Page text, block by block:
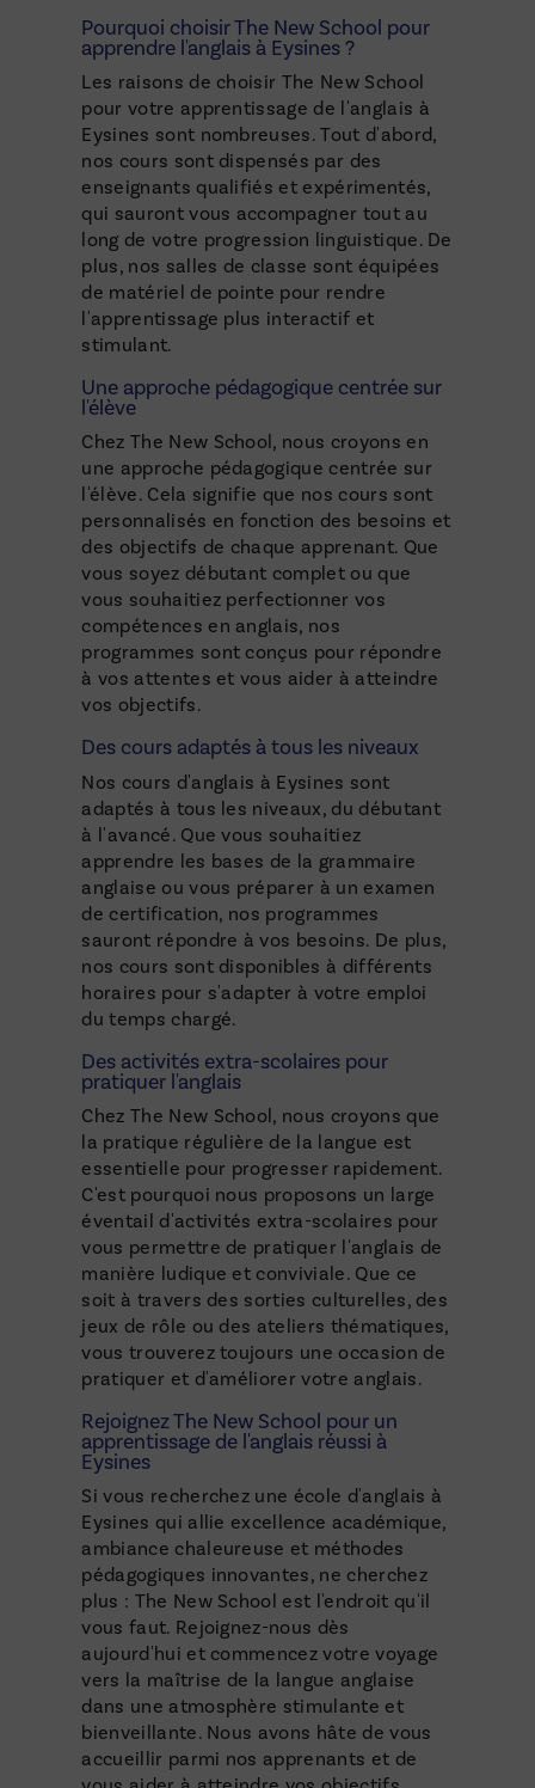
Pourquoi choisir The New School pour
apprendre l'anglais à Eysines ?
Les raisons de choisir The New School
pour votre apprentissage de l'anglais à
Eysines sont nombreuses. Tout d'abord,
nos cours sont dispensés par des
enseignants qualifiés et expérimentés,
qui sauront vous accompagner tout au
long de votre progression linguistique. De
plus, nos salles de classe sont équipées
de matériel de pointe pour rendre
l'apprentissage plus interactif et
stimulant.
Une approche pédagogique centrée sur
l'élève
Chez The New School, nous croyons en
une approche pédagogique centrée sur
l'élève. Cela signifie que nos cours sont
personnalisés en fonction des besoins et
des objectifs de chaque apprenant. Que
vous soyez débutant complet ou que
vous souhaitiez perfectionner vos
compétences en anglais, nos
programmes sont conçus pour répondre
à vos attentes et vous aider à atteindre
vos objectifs.
Des cours adaptés à tous les niveaux
Nos cours d'anglais à Eysines sont
adaptés à tous les niveaux, du débutant
à l'avancé. Que vous souhaitiez
apprendre les bases de la grammaire
anglaise ou vous préparer à un examen
de certification, nos programmes
sauront répondre à vos besoins. De plus,
nos cours sont disponibles à différents
horaires pour s'adapter à votre emploi
du temps chargé.
Des activités extra-scolaires pour
pratiquer l'anglais
Chez The New School, nous croyons que
la pratique régulière de la langue est
essentielle pour progresser rapidement.
C'est pourquoi nous proposons un large
éventail d'activités extra-scolaires pour
vous permettre de pratiquer l'anglais de
manière ludique et conviviale. Que ce
soit à travers des sorties culturelles, des
jeux de rôle ou des ateliers thématiques,
vous trouverez toujours une occasion de
pratiquer et d'améliorer votre anglais.
Rejoignez The New School pour un
apprentissage de l'anglais réussi à
Eysines
Si vous recherchez une école d'anglais à
Eysines qui allie excellence académique,
ambiance chaleureuse et méthodes
pédagogiques innovantes, ne cherchez
plus : The New School est l'endroit qu'il
vous faut. Rejoignez-nous dès
aujourd'hui et commencez votre voyage
vers la maîtrise de la langue anglaise
dans une atmosphère stimulante et
bienveillante. Nous avons hâte de vous
accueillir parmi nos apprenants et de